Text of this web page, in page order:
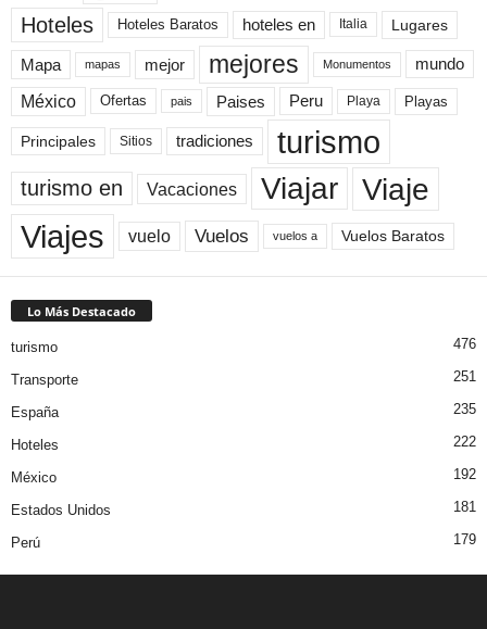
Hoteles Hoteles Baratos hoteles en Italia Lugares
Mapa mapas mejor mejores Monumentos mundo
México Ofertas pais Paises Peru Playa Playas
Principales Sitios tradiciones turismo
turismo en Vacaciones Viajar Viaje
Viajes vuelo Vuelos vuelos a Vuelos Baratos
Lo Más Destacado
turismo 476
Transporte 251
España 235
Hoteles 222
México 192
Estados Unidos 181
Perú 179